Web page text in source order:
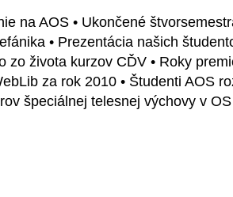
na AOS • Ukončené
• Prezentácia našich
života kurzov CĎV • Roky
za rok 2010 • Študenti AOS
špeciálnej telesnej výchovy v